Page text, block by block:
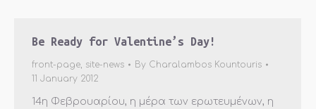
Be Ready for Valentine’s Day!
front-page, site-news By Charalambos Kountouris
11 January 2012
14η Φεβρουαρίου, η μέρα των ερωτευμένων, η